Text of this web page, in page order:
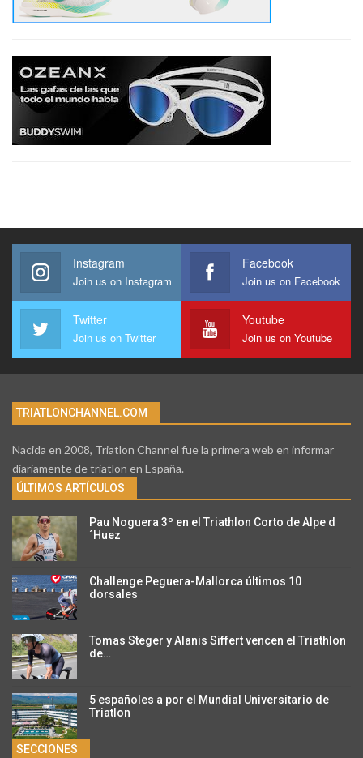
Instagram
Join us on Instagram
Facebook
Join us on Facebook
Twitter
Join us on Twitter
Youtube
Join us on Youtube
TRIATLONCHANNEL.COM
Nacida en 2008, Triatlon Channel fue la primera web en informar
diariamente de triatlon en España.
ÚLTIMOS ARTÍCULOS
Pau Noguera 3º en el Triathlon Corto de Alpe d
´Huez
Challenge Peguera-Mallorca últimos 10
dorsales
Tomas Steger y Alanis Siffert vencen el Triathlon
de…
5 españoles a por el Mundial Universitario de
Triatlon
SECCIONES